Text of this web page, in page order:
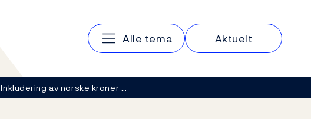
Hovedmeny
Alle tema Aktuelt
Inkludering av norske kroner …